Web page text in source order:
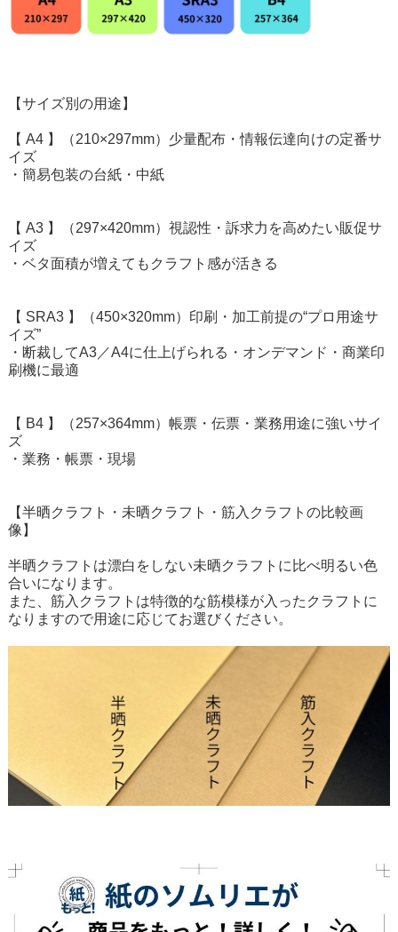
【サイズ別の用途】
【 A4 】（210×297mm）少量配布・情報伝達向けの定番サ
イズ
・簡易包装の台紙・中紙
【 A3 】（297×420mm）視認性・訴求力を高めたい販促サ
イズ
・ベタ面積が増えてもクラフト感が活きる
【 SRA3 】（450×320mm）印刷・加工前提の“プロ用途サ
イズ”
・断裁してA3／A4に仕上げられる・オンデマンド・商業印
刷機に最適
【 B4 】（257×364mm）帳票・伝票・業務用途に強いサイ
ズ
・業務・帳票・現場
【半晒クラフト・未晒クラフト・筋入クラフトの比較画
像】
半晒クラフトは漂白をしない未晒クラフトに比べ明るい色
合いになります。
また、筋入クラフトは特徴的な筋模様が入ったクラフトに
なりますので用途に応じてお選びください。